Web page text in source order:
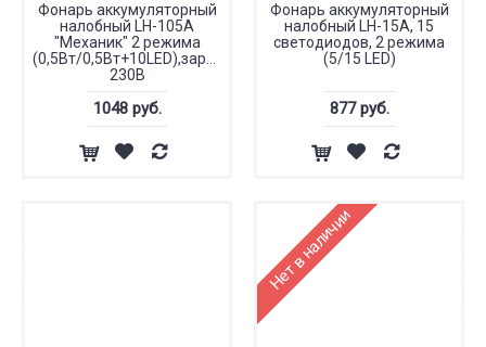
Фонарь аккумуляторный
налобный LH-105A
"Механик" 2 режима
(0,5Вт/0,5Вт+10LED),зарядка
230В
1048 руб.
Фонарь аккумуляторный
налобный LH-15A, 15
светодиодов, 2 режима
(5/15 LED)
877 руб.
Нет в наличии